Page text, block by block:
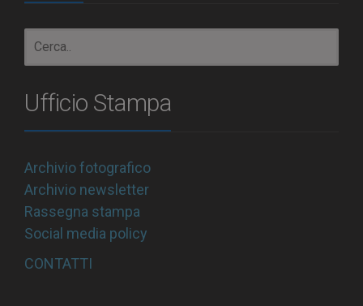
Ufficio Stampa
Archivio fotografico
Archivio newsletter
Rassegna stampa
Social media policy
CONTATTI